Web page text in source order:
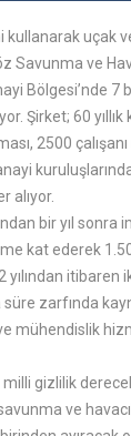
kullanarak uçak
ve
Bölgesi’nde 7
Şirket; 60
2500
alıyor.
bir yıl sonra
kat ederek
yılından itibaren
zarfında
mühendislik
milli gizlilik
ve